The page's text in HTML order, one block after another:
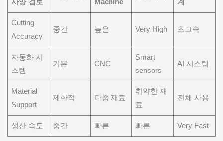
사양 검토
Machine
계
Cutting
Accuracy
중간 높은 Very High 초고속
자동화 시
스템
기본 CNC
Smart
sensors
AI 시스템
Material
Support
제한적 다중 재료
취약한 재
료
전체 사용
생산 속도 중간 빠른 빠른 Very Fast